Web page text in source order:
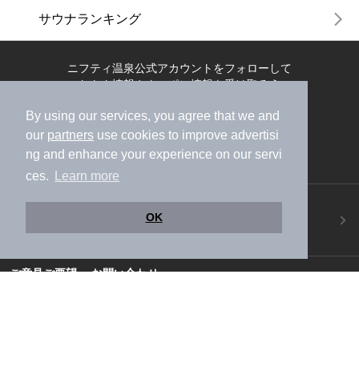
By using our services, you agree that we and
our partners use cookies to improve advertisi
ng and enhance your experience on our servi
ces.
Learn more
OK
サウナランキング
ニフティ温泉公式アカウントをフォローして
おトク情報やクーポン情報を受け取ろう
ニフティ温泉アプリ
地図から温泉検索！お得な限定クーポンも！
ご意見ご要望 ・お問い合わせ